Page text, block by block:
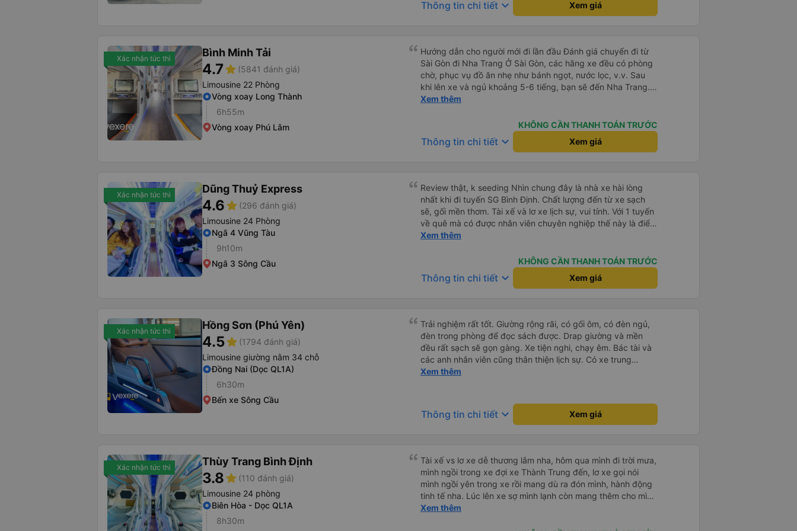
tuyến đường như vậy thì thấy rất tốt)
Thông tin chi tiết keyboard_arrow_down Xem giá
Xác nhận tức thì Bình Minh Tải
4.7star (5841 đánh giá)
Limousine 22 Phòng
Vòng xoay Long Thành
6h55m
Vòng xoay Phú Lâm
Hướng dẫn cho người mới đi lần đầu Đánh giá chuyến đi từ
Sài Gòn đi Nha Trang Ở Sài Gòn, các hãng xe đều có phòng
chờ, phục vụ đồ ăn nhẹ như bánh ngọt, nước lọc, v.v. Sau
khi lên xe và ngủ khoảng 5-6 tiếng, bạn sẽ đến Nha Trang.
Ở Nha Trang, các hãng xe có dịch vụ đưa đón miễn phí, tuy
hãng xe gọi điện xác nhận vé trước khi đi. Sau khi xe đến
Nha Trang, bạn liên hệ với nhân viên (nên dùng Google
Translate và đưa cho họ đọc) để được hỗ trợ tìm xe đưa đón.
vệ sinh hoặc có (tùy loại xe bạn chọn), vì vậy bạn nên đi xe
22 cabin thay vì xe 32 cabin để có trải nghiệm tốt nhất. Hầu
hết tài xế đều lớn tuổi nên không biết tiếng Anh, bạn nên sử
dụng Google Dịch để giao tiếp với họ. Hy vọng bài đánh giá
này sẽ giúp ích cho bạn khi đi
Xem thêm
KHÔNG CẦN THANH TOÁN TRƯỚC
Thông tin chi tiết keyboard_arrow_down Xem giá
Xác nhận tức thì Dũng Thuỷ Express
4.6star (296 đánh giá)
Limousine 24 Phòng
Ngã 4 Vũng Tàu
9h10m
Ngã 3 Sông Cầu
Review thật, k seeding Nhìn chung đây là nhà xe hài lòng
nhất khi đi tuyến SG Bình Định. Chất lượng đến từ xe sạch
sẽ, gối mền thơm. Tài xế và lơ xe lịch sự, vui tính. Với 1 tuyến
về quê mà có được nhân viên chuyên nghiệp thế này là điểm
cộng lớn, thường chỉ đi mấy tuyến du lịch mới có. Về xe thì
giờ. Xe đón/trả nhiều điểm dọc cung đường nên thuận tiện
cho khách. Lần sau đi Bình Định nhất định ủng hộ tiếp nhà xe
này. Chúc chủ xe làm ăn phát đạt mua thêm nhiều xe chạy
lệch với thực tế
Xem thêm
KHÔNG CẦN THANH TOÁN TRƯỚC
Thông tin chi tiết keyboard_arrow_down Xem giá
Xác nhận tức thì Hồng Sơn (Phú Yên)
4.5star (1794 đánh giá)
Limousine giường nằm 34 chỗ
Đồng Nai (Dọc QL1A)
6h30m
Bến xe Sông Cầu
Trải nghiệm rất tốt. Giường rộng rãi, có gối ôm, có đèn ngủ,
đèn trong phòng để đọc sách được. Drap giường và mền
đều rất sạch sẽ gọn gàng. Xe tiện nghi, chạy êm. Bác tài và
các anh nhân viên cũng thân thiện lịch sự. Có xe trung
chuyển về nội thành thành phố tuy hoà rất tiện. Giá vé hợp
Xem thêm
Thông tin chi tiết keyboard_arrow_down Xem giá
Xác nhận tức thì Thùy Trang Bình Định
3.8star (110 đánh giá)
Limousine 24 phòng
Biên Hòa - Dọc QL1A
8h30m
Tài xế vs lơ xe dễ thương lắm nha, hôm qua mình đi trời mưa,
mình ngồi trong xe đợi xe Thành Trung đến, lơ xe gọi nói
mình ngồi yên trong xe rồi mang dù ra đón mình, hành động
tinh tế nha. Lúc lên xe sợ mình lạnh còn mang thêm cho mình
cái chăn bông, lúc xuống xe lần nào cũng v, đều book grap,
Xem thêm